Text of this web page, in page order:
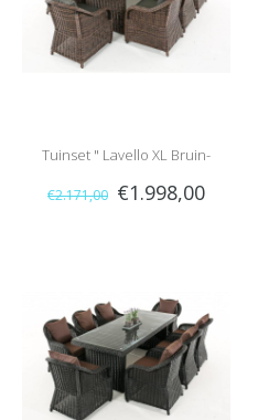
Tuinset " Lavello XL Bruin-
Antraciet "
€2.171,00 €1.998,00